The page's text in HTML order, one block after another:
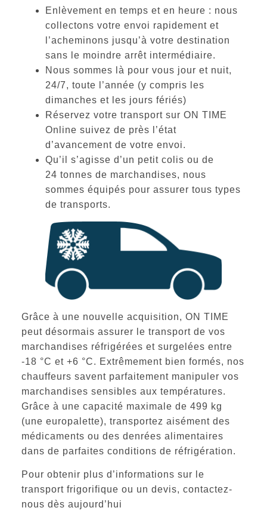
Enlèvement en temps et en heure : nous
collectons votre envoi rapidement et
l’acheminons jusqu’à votre destination
sans le moindre arrêt intermédiaire.
Nous sommes là pour vous jour et nuit,
24/7, toute l’année (y compris les
dimanches et les jours fériés)
Réservez votre transport sur ON TIME
Online suivez de près l’état
d’avancement de votre envoi.
Qu’il s’agisse d’un petit colis ou de
24 tonnes de marchandises, nous
sommes équipés pour assurer tous types
de transports.
Grâce à une nouvelle acquisition, ON TIME
peut désormais assurer le transport de vos
marchandises réfrigérées et surgelées entre
-18 °C et +6 °C. Extrêmement bien formés, nos
chauffeurs savent parfaitement manipuler vos
marchandises sensibles aux températures.
Grâce à une capacité maximale de 499 kg
(une europalette), transportez aisément des
médicaments ou des denrées alimentaires
dans de parfaites conditions de réfrigération.
Pour obtenir plus d’informations sur le
transport frigorifique ou un devis, contactez-
nous dès aujourd’hui